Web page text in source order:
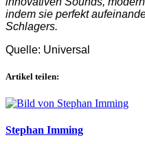
indem sie perfekt
Schlagers.
Quelle: Universal
Artikel teilen:
Stephan Imming